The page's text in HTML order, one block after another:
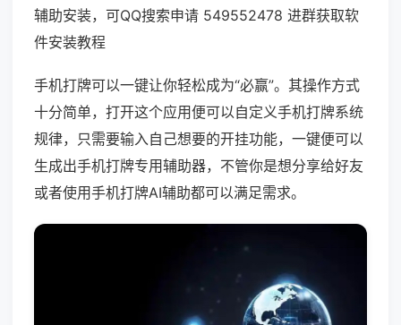
辅助安装，可QQ搜索申请 549552478 进群获取软
件安装教程
手机打牌可以一键让你轻松成为“必赢”。其操作方式
十分简单，打开这个应用便可以自定义手机打牌系统
规律，只需要输入自己想要的开挂功能，一键便可以
生成出手机打牌专用辅助器，不管你是想分享给好友
或者使用手机打牌AI辅助都可以满足需求。